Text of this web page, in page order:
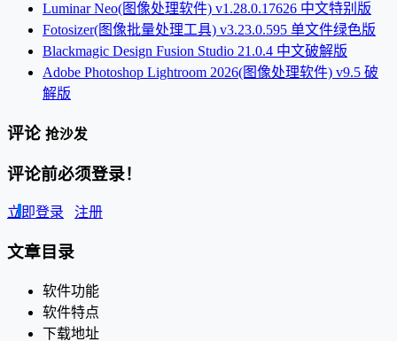
Luminar Neo(图像处理软件) v1.28.0.17626 中文特别版
Fotosizer(图像批量处理工具) v3.23.0.595 单文件绿色版
Blackmagic Design Fusion Studio 21.0.4 中文破解版
Adobe Photoshop Lightroom 2026(图像处理软件) v9.5 破
解版
评论 抢沙发
评论前必须登录！
立即登录 注册
文章目录
软件功能
软件特点
下载地址